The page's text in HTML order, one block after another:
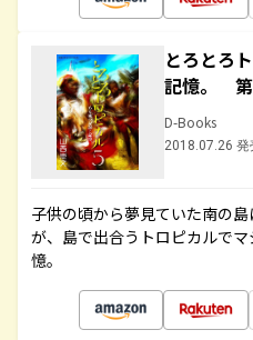
とろとろ
記憶。
D-Books
2018.07.26 発
子供の頃から夢見ていた南の
が、島で出合うトロピカルで
憶。